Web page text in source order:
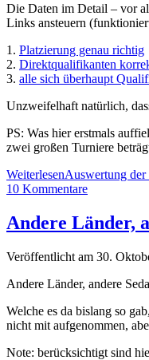
Die Daten im Detail – vor
Links ansteuern
1. Platzierung genau richtig
2. Direktqualifikanten
3. alle sich überhaupt
Unzweifelhaft natürlich,
PS: Was hier erstmals
zwei großen Turniere
WeiterlesenAuswertung
10 Kommentare
Andere Länder,
Veröffentlicht am 30.
Andere Länder, andere
Welche es da bislang so
nicht mit aufgenommen,
Note: berücksichtigt sind